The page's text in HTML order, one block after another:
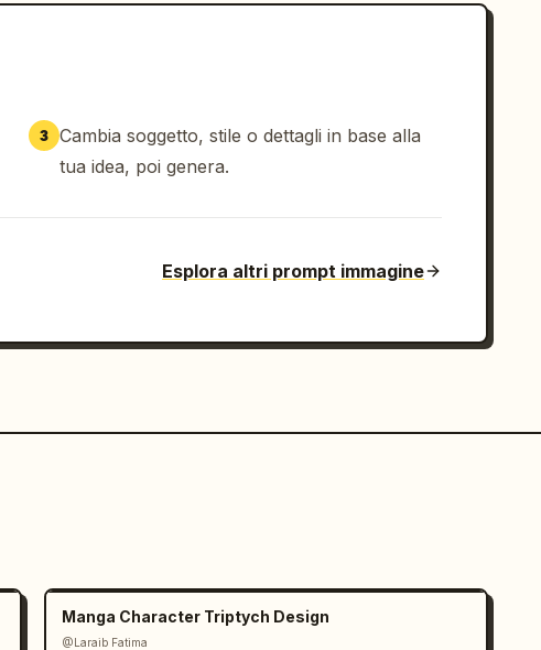
3 Cambia soggetto, stile o dettagli in base alla
tua idea, poi genera.
Esplora altri prompt immagine
Manga Character Triptych Design
@Laraib Fatima‎